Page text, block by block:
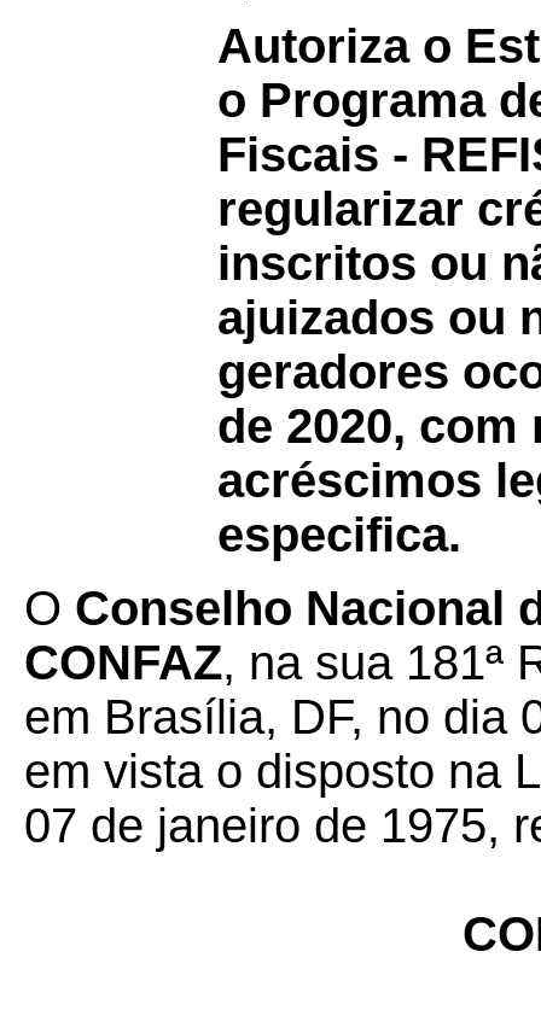
Autoriza o
o Programa
Fiscais -
regularizar
inscritos ou
ajuizados ou
geradores
de 2020, com
acréscimos
especifica.
O Conselho Nacional
CONFAZ, na sua 181ª
em Brasília, DF, no dia
em vista o disposto na
07 de janeiro de 1975,